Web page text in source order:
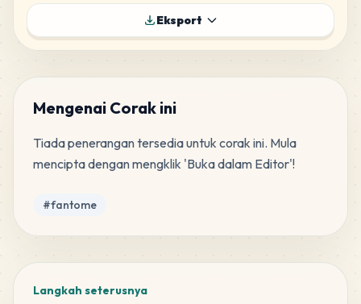
Eksport
Mengenai Corak ini
Tiada penerangan tersedia untuk corak ini. Mula
mencipta dengan mengklik 'Buka dalam Editor'!
Tag
#fantome
Langkah seterusnya